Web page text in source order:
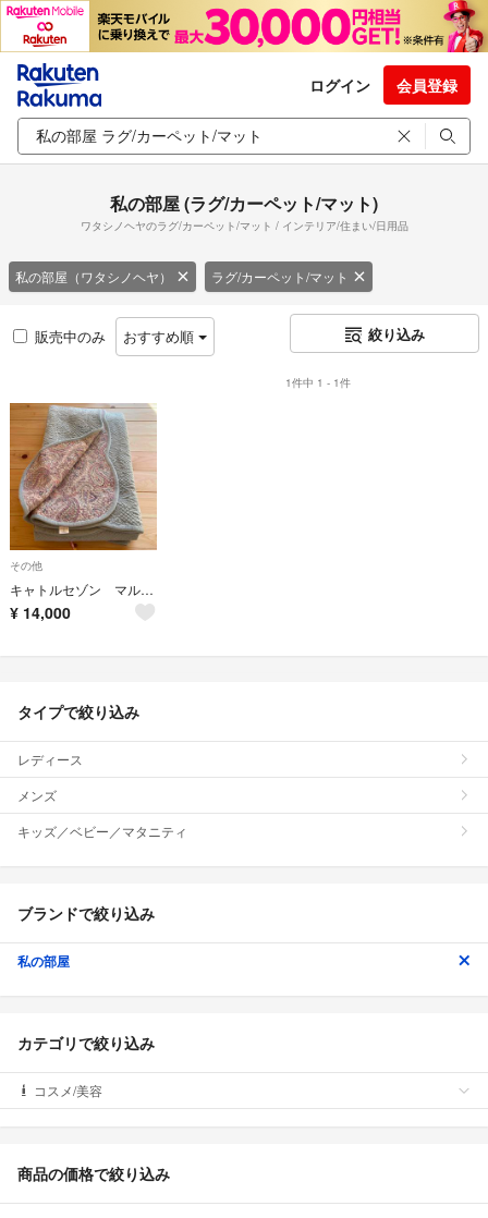
ログイン 会員登録
私の部屋 (ラグ/カーペット/マット)
ワタシノヘヤのラグ/カーペット/マット / インテリア/住まい/日用品
私の部屋（ワタシノヘヤ） ラグ/カーペット/マット
販売中のみ おすすめ順 絞り込み
1件中 1 - 1件
その他
キャトルセゾン マルチカバー
¥ 14,000
タイプで絞り込み
レディース
メンズ
キッズ／ベビー／マタニティ
ブランドで絞り込み
私の部屋
カテゴリで絞り込み
コスメ/美容
商品の価格で絞り込み